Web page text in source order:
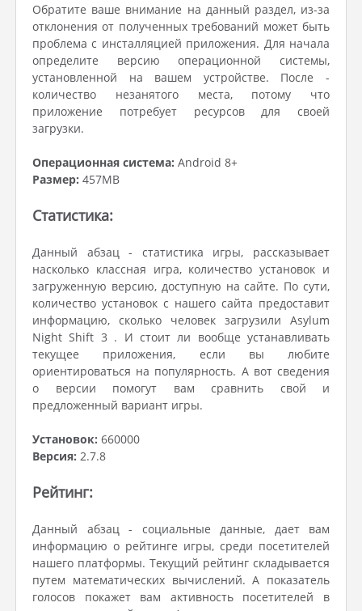
Обратите ваше внимание на данный раздел, из-за
отклонения от полученных требований может быть
проблема с инсталляцией приложения. Для начала
определите версию операционной системы,
установленной на вашем устройстве. После -
количество незанятого места, потому что
приложение потребует ресурсов для своей
загрузки.
Операционная система: Android 8+
Размер: 457MB
Статистика:
Данный абзац - статистика игры, рассказывает
насколько классная игра, количество установок и
загруженную версию, доступную на сайте. По сути,
количество установок с нашего сайта предоставит
информацию, сколько человек загрузили Asylum
Night Shift 3 . И стоит ли вообще устанавливать
текущее приложения, если вы любите
ориентироваться на популярность. А вот сведения
о версии помогут вам сравнить свой и
предложенный вариант игры.
Установок: 660000
Версия: 2.7.8
Рейтинг:
Данный абзац - социальные данные, дает вам
информацию о рейтинге игры, среди посетителей
нашего платформы. Текущий рейтинг складывается
путем математических вычислений. А показатель
голосов покажет вам активность посетителей в